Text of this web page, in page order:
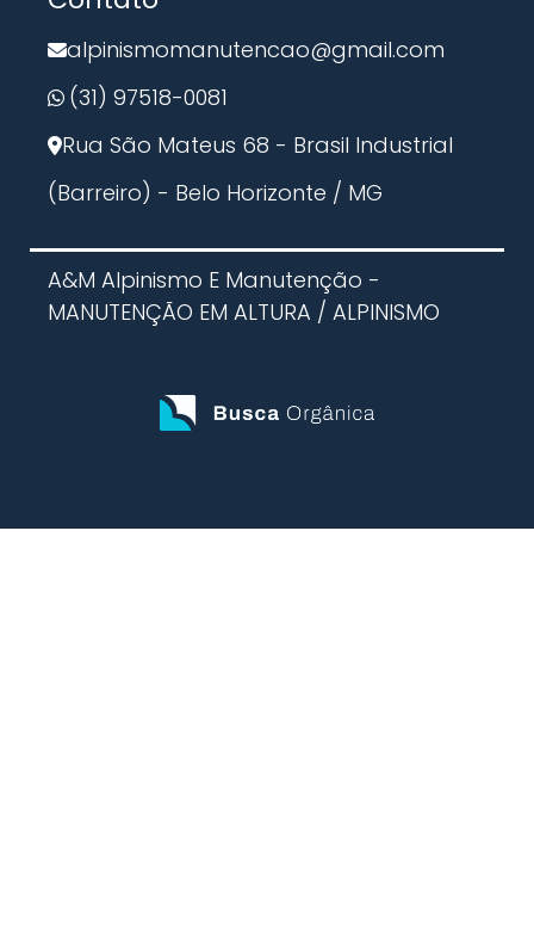
Inspeção Predial com Drone
alpinismomanutencao@gmail.com
(31) 97518-0081
Rua São Mateus 68 - Brasil Industrial
(Barreiro) - Belo Horizonte / MG
A&M Alpinismo E Manutenção -
MANUTENÇÃO EM ALTURA / ALPINISMO